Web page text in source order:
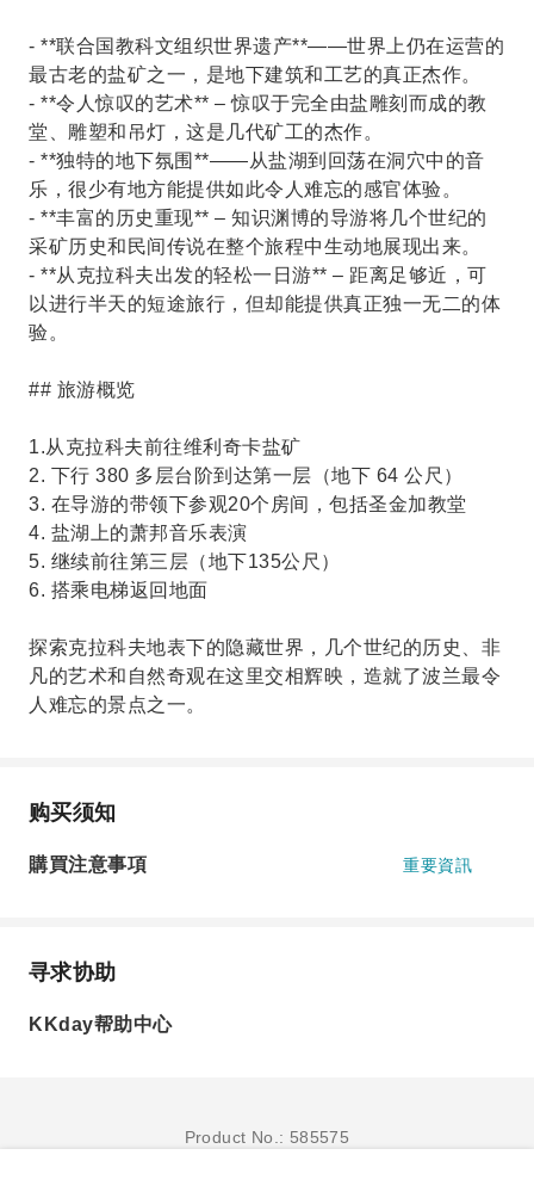
- **联合国教科文组织世界遗产**——世界上仍在运营的
最古老的盐矿之一，是地下建筑和工艺的真正杰作。
- **令人惊叹的艺术** – 惊叹于完全由盐雕刻而成的教
堂、雕塑和吊灯，这是几代矿工的杰作。
- **独特的地下氛围**——从盐湖到回荡在洞穴中的音
乐，很少有地方能提供如此令人难忘的感官体验。
- **丰富的历史重现** – 知识渊博的导游将几个世纪的
采矿历史和民间传说在整个旅程中生动地展现出来。
- **从克拉科夫出发的轻松一日游** – 距离足够近，可
以进行半天的短途旅行，但却能提供真正独一无二的体
验。
## 旅游概览
1.从克拉科夫前往维利奇卡盐矿
2. 下行 380 多层台阶到达第一层（地下 64 公尺）
3. 在导游的带领下参观20个房间，包括圣金加教堂
4. 盐湖上的萧邦音乐表演
5. 继续前往第三层（地下135公尺）
6. 搭乘电梯返回地面
探索克拉科夫地表下的隐藏世界，几个世纪的历史、非
凡的艺术和自然奇观在这里交相辉映，造就了波兰最令
人难忘的景点之一。
购买须知
購買注意事項 重要資訊
寻求协助
KKday帮助中心
Product No.: 585575